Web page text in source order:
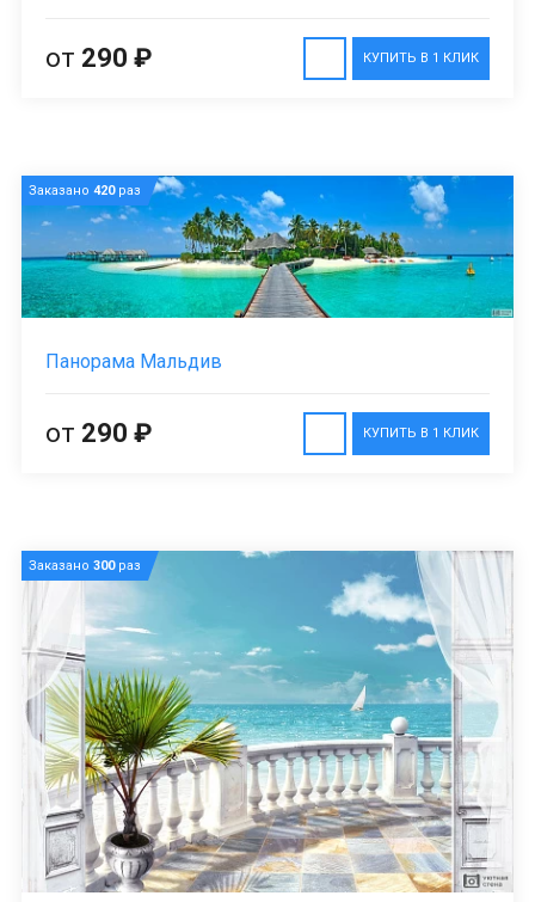
КУПИТЬ В 1 КЛИК
от 290 ₽
Заказано 420раз
Панорама Мальдив
КУПИТЬ В 1 КЛИК
от 290 ₽
Заказано 300раз